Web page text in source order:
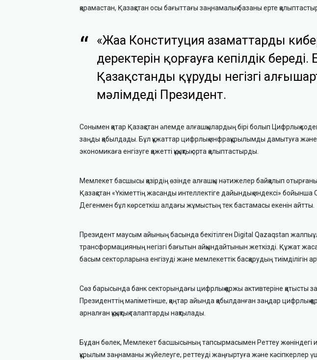
қарамастан, Қазақстан осы бағыттағы заңнамалық базаны ерте
«Жаңа Конституция азаматтардың
деректерін қорғауға кепілдік
Қазақстанды құрудың негізгі
мәлімдеді Президент.
Сонымен қатар Қазақстан әлемде алғашқылардың бірі болып Цифрлық
заңды қабылдады. Бұл құжаттар цифрлық инфрақұрылымды дамытуға
экономикаға енгізуге қажетті құқықтық орта қалыптастырды.
Мемлекет басшысы қазірдің өзінде алғашқы нәтижелер байқалып
Қазақстан «Үкіметтің жасанды интеллектіге дайындық индексі» бойынша
Дегенмен бұл көрсеткіш алдағы жұмыстың тек бастамасы екенін айтты.
Президент маусым айының басында бекітілген Digital Qazaqstan
трансформацияның негізгі бағытын айқындайтынын жеткізді. Құжат
басым секторларына енгізуді және мемлекеттік басқарудың тиімділігін
Сөз барысында банк секторындағы цифрлық қаржы активтеріне қатысты
Президенттің мәліметінше, қаңтар айында қабылданған заңдар цифрлық
арналған құқықтық талаптарды нақтылады.
Бұдан бөлек, Мемлекет басшысының тапсырмасымен Реттеу жөніндегі
құрылым заңнаманы жүйелеуге, реттеуді жаңғыртуға және кәсіпкерлер